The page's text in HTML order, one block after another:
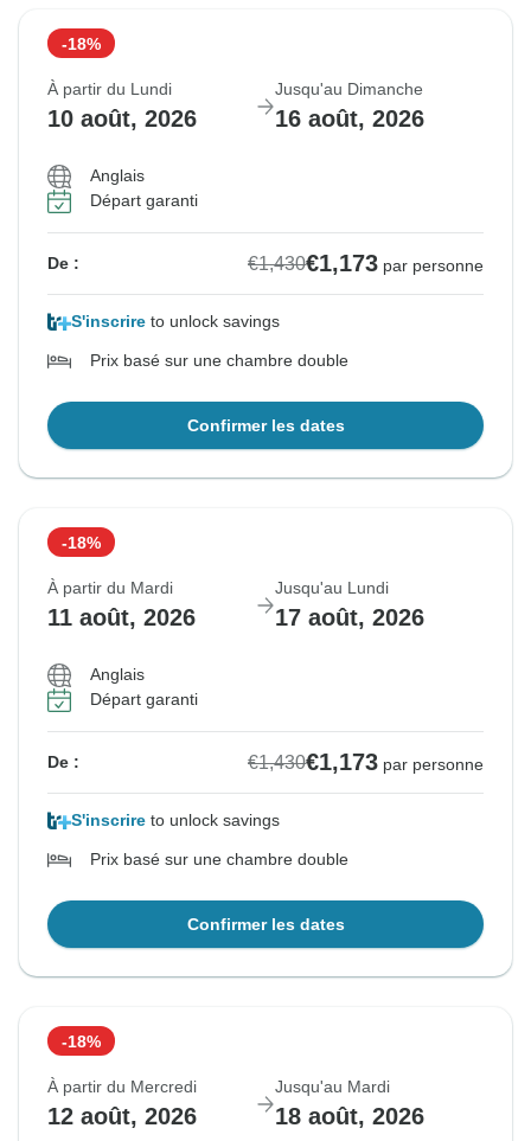
-18%
À partir du Lundi
10 août, 2026
Jusqu'au Dimanche
16 août, 2026
Anglais
Départ garanti
De : €1,430€1,173 par personne
S'inscrire to unlock savings
Prix basé sur une chambre double
Confirmer les dates
-18%
À partir du Mardi
11 août, 2026
Jusqu'au Lundi
17 août, 2026
Anglais
Départ garanti
De : €1,430€1,173 par personne
S'inscrire to unlock savings
Prix basé sur une chambre double
Confirmer les dates
-18%
À partir du Mercredi
12 août, 2026
Jusqu'au Mardi
18 août, 2026